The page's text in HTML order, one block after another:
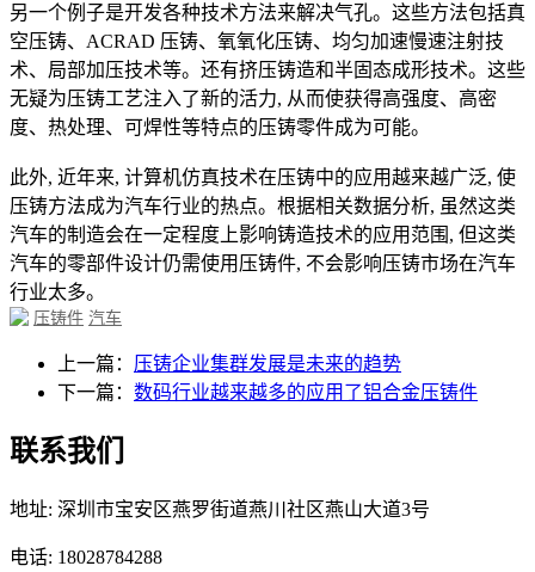
另一个例子是开发各种技术方法来解决气孔。这些方法包括真
空压铸、ACRAD 压铸、氧氧化压铸、均匀加速慢速注射技
术、局部加压技术等。还有挤压铸造和半固态成形技术。这些
无疑为压铸工艺注入了新的活力, 从而使获得高强度、高密
度、热处理、可焊性等特点的压铸零件成为可能。
此外, 近年来, 计算机仿真技术在压铸中的应用越来越广泛, 使
压铸方法成为汽车行业的热点。根据相关数据分析, 虽然这类
汽车的制造会在一定程度上影响铸造技术的应用范围, 但这类
汽车的零部件设计仍需使用压铸件, 不会影响压铸市场在汽车
行业太多。
压铸件 汽车
上一篇： 压铸企业集群发展是未来的趋势
下一篇： 数码行业越来越多的应用了铝合金压铸件
联系我们
地址: 深圳市宝安区燕罗街道燕川社区燕山大道3号
电话: 18028784288